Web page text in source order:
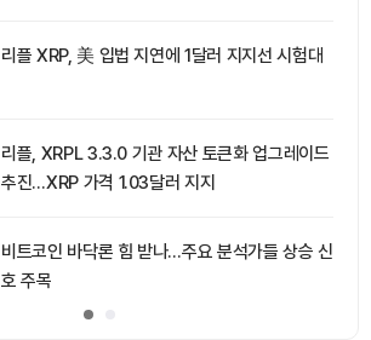
리플 XRP, 美 입법 지연에 1달러 지지선 시험대
리플, XRPL 3.3.0 기관 자산 토큰화 업그레이드
추진…XRP 가격 1.03달러 지지
비트코인 바닥론 힘 받나…주요 분석가들 상승 신
호 주목